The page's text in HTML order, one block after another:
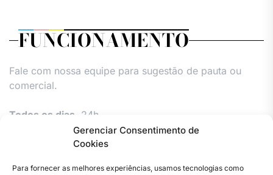
Gerenciar Consentimento de
Cookies
Para fornecer as melhores experiências, usamos tecnologias como
FUNCIONAMENTO
Fale com nossa equipe para sugestão de pauta ou
comercial.
Todos os dias, 24h.